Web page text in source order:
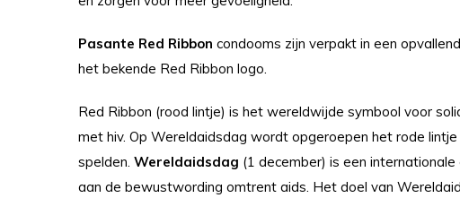
Pasante Red Ribbon condooms zijn verpakt in een
het bekende Red Ribbon logo.
Red Ribbon (rood lintje) is het wereldwijde symbool voor
met hiv. Op Wereldaidsdag wordt opgeroepen het rode
spelden. Wereldaidsdag (1 december) is een
aan de bewustwording omtrent aids. Het doel van